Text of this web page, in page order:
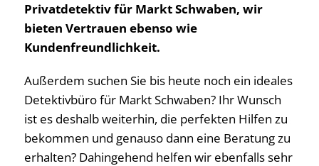
Privatdetektiv für Markt Schwaben, wir
bieten Vertrauen ebenso wie
Kundenfreundlichkeit.
Außerdem suchen Sie bis heute noch ein ideales
Detektivbüro für Markt Schwaben? Ihr Wunsch
ist es deshalb weiterhin, die perfekten Hilfen zu
bekommen und genauso dann eine Beratung zu
erhalten? Dahingehend helfen wir ebenfalls sehr